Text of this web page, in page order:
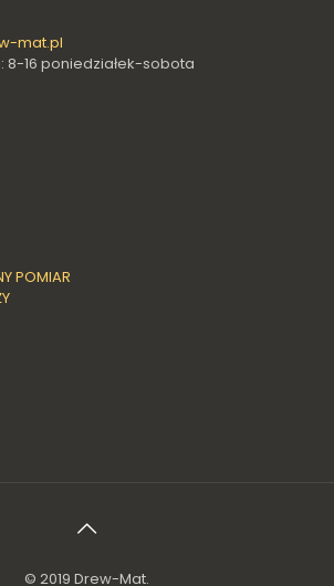
mat.pl
8-16 poniedziałek-sobota
POMIAR
© 2019 Drew-Mat.